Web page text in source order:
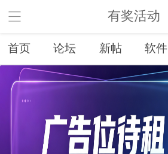
有奖活动
首页 论坛 新帖 软件